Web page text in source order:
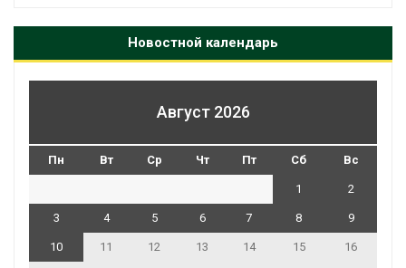
Новостной календарь
Август 2026
Пн Вт Ср Чт Пт Сб Вс
1 2
3 4 5 6 7 8 9
10 11 12 13 14 15 16